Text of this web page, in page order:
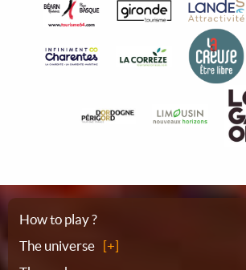
Sitemap
How to play ?
The universe